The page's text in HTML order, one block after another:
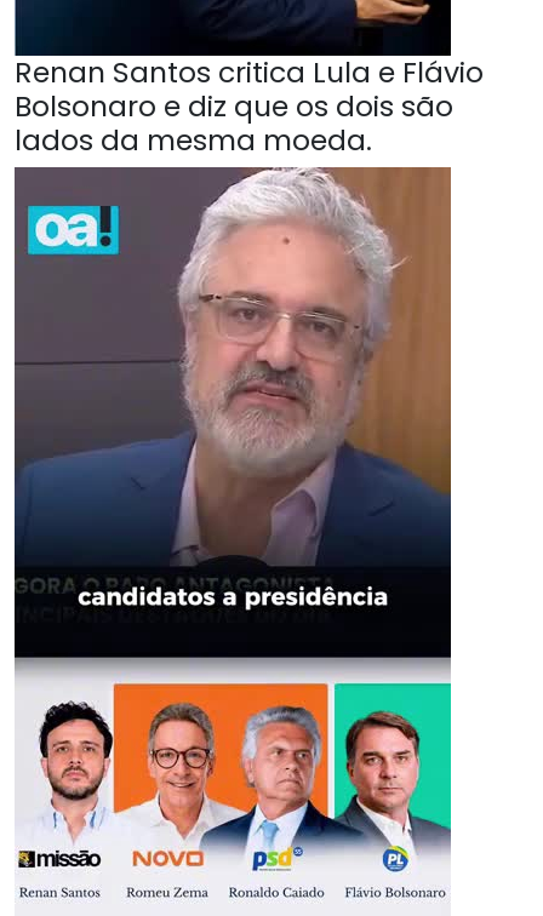
Renan Santos critica Lula e Flávio
Bolsonaro e diz que os dois são
lados da mesma moeda.